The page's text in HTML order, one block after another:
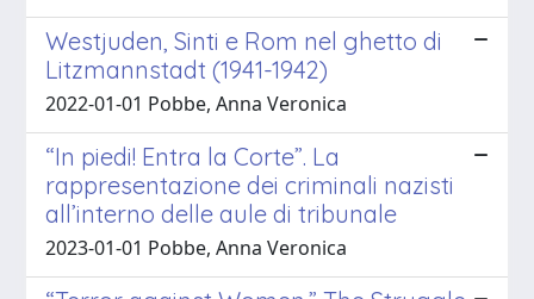
Westjuden, Sinti e Rom nel ghetto di
Litzmannstadt (1941-1942)
2022-01-01 Pobbe, Anna Veronica
“In piedi! Entra la Corte”. La
rappresentazione dei criminali nazisti
all’interno delle aule di tribunale
2023-01-01 Pobbe, Anna Veronica